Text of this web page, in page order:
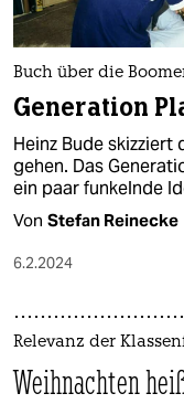
Buch über die
Generation
Heinz Bude skizziert
gehen. Das
ein paar funkelnde
Von Stefan Reinecke
6.2.2024
Relevanz der
Weihnachten